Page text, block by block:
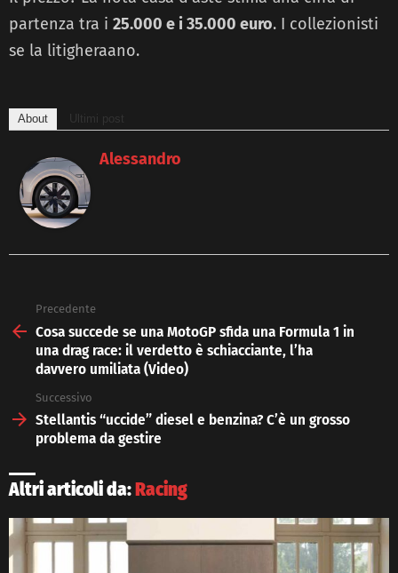
partenza tra i 25.000 e i 35.000 euro. I collezionisti
se la litigheraano.
About Ultimi post
Alessandro
more
Precedente
Cosa succede se una MotoGP sfida una Formula 1 in
una drag race: il verdetto è schiacciante, l’ha
davvero umiliata (Video)
Successivo
Stellantis “uccide” diesel e benzina? C’è un grosso
problema da gestire
Altri articoli da:Racing